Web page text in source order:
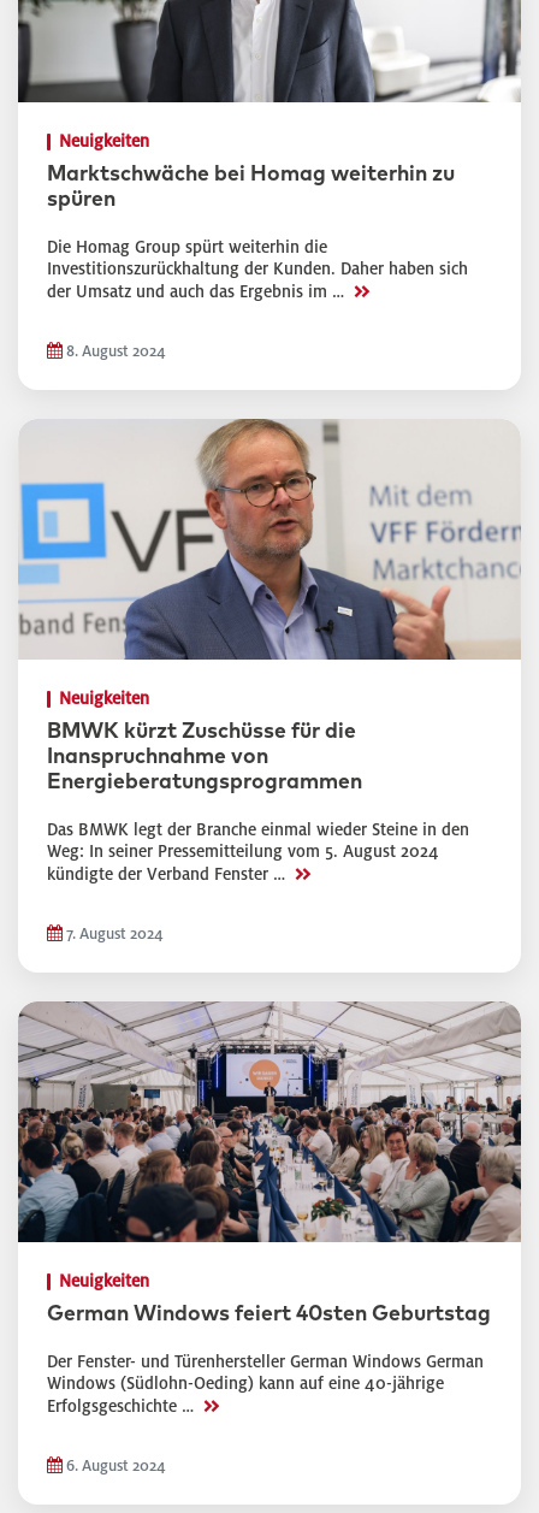
Neuigkeiten
Marktschwäche bei Homag weiterhin zu
spüren
Die Homag Group spürt weiterhin die
Investitionszurückhaltung der Kunden. Daher haben sich
der Umsatz und auch das Ergebnis im … >>
8. August 2024
Neuigkeiten
BMWK kürzt Zuschüsse für die
Inanspruchnahme von
Energieberatungsprogrammen
Das BMWK legt der Branche einmal wieder Steine in den
Weg: In seiner Pressemitteilung vom 5. August 2024
kündigte der Verband Fenster … >>
7. August 2024
Neuigkeiten
German Windows feiert 40sten Geburtstag
Der Fenster- und Türenhersteller German Windows German
Windows (Südlohn-Oeding) kann auf eine 40-jährige
Erfolgsgeschichte … >>
6. August 2024